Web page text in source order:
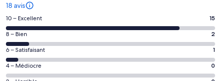
18 avis
Note
des
voyageurs
de 10
(Excellent),
d’après 15 avis
10 – Excellent 15
Note
des
voyageurs
de 8
(Bien),
8 – Bien 2
Note
des
voyageurs
6 – Satisfaisant 1
Note
des
4 – Médiocre 0